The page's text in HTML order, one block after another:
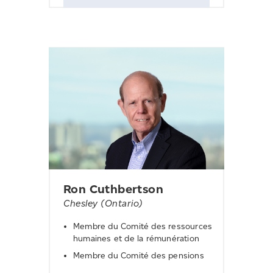
Ron Cuthbertson
Chesley (Ontario)
Membre du Comité des ressources
humaines et de la rémunération
Membre du Comité des pensions